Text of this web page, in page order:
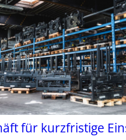
für kurzfristige